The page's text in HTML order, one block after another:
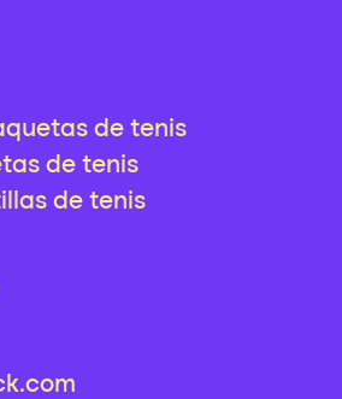
de tenis
de tenis
de tenis